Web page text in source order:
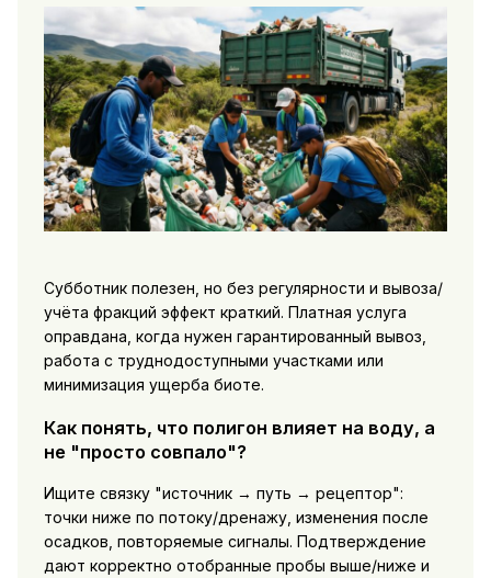
Субботник полезен, но без регулярности и вывоза/
учёта фракций эффект краткий. Платная услуга
оправдана, когда нужен гарантированный вывоз,
работа с труднодоступными участками или
минимизация ущерба биоте.
Как понять, что полигон влияет на воду, а
не "просто совпало"?
Ищите связку "источник → путь → рецептор":
точки ниже по потоку/дренажу, изменения после
осадков, повторяемые сигналы. Подтверждение
дают корректно отобранные пробы выше/ниже и